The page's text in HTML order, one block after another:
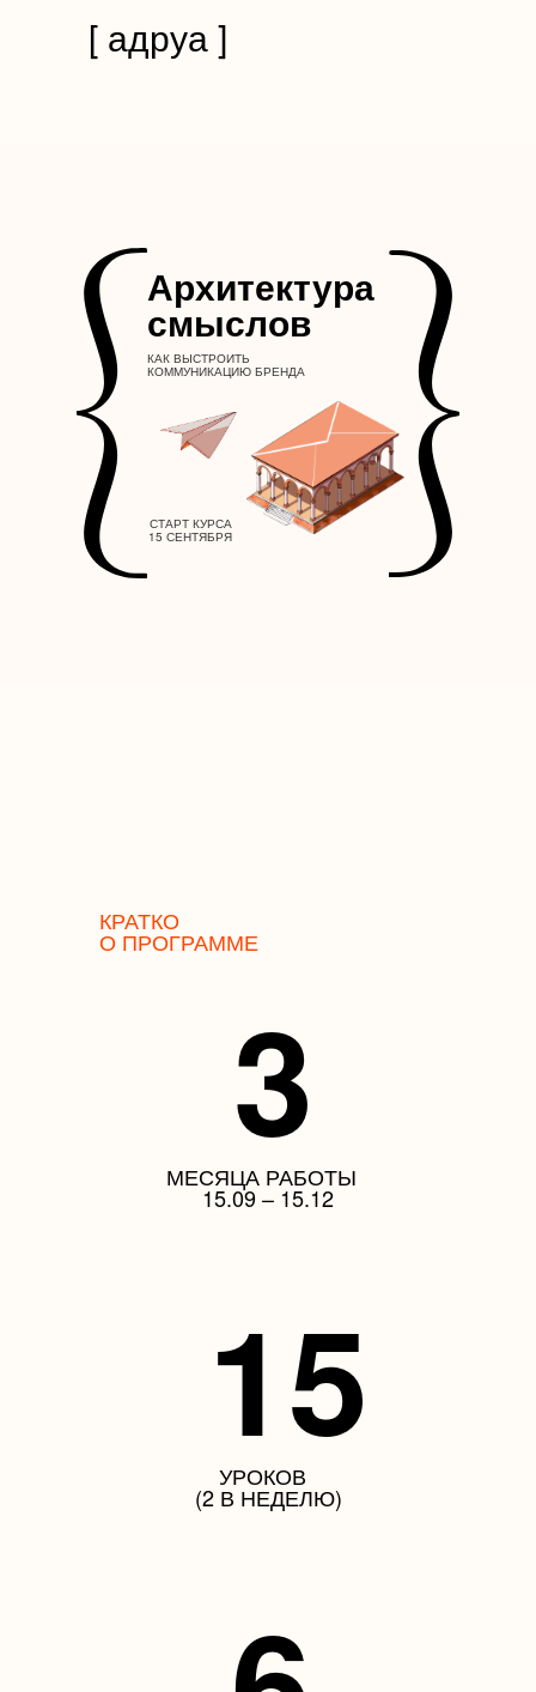
[ адруа ]
СТАРТ КУРСА
15 СЕНТЯБРЯ
Архитектура
смыслов
КАК ВЫСТРОИТЬ
КОММУНИКАЦИЮ БРЕНДА
3
МЕСЯЦА РАБОТЫ
15.09 – 15.12
15
УРОКОВ
(2 В НЕДЕЛЮ)
КРАТКО
О ПРОГРАММЕ